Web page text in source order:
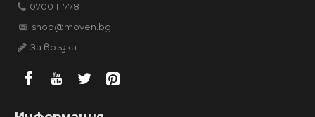
0700 11 778
shop@moven.bg
За връзка